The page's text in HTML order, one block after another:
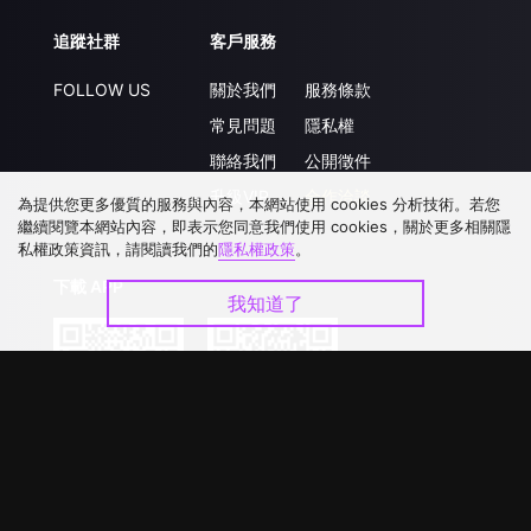
追蹤社群
FOLLOW US
客戶服務
關於我們
常見問題
聯絡我們
升級VIP
服務條款
隱私權
公開徵件
合作洽談
下載 APP
為提供您更多優質的服務與內容，本網站使用 cookies 分析技術。若您
繼續閱覽本網站內容，即表示您同意我們使用 cookies，關於更多相關隱
私權政策資訊，請閱讀我們的隱私權政策。
我知道了